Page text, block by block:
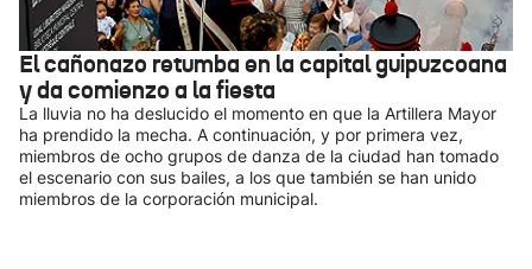
El cañonazo retumba en la capital guipuzcoana
y da comienzo a la fiesta
La lluvia no ha deslucido el momento en que la Artillera Mayor
ha prendido la mecha. A continuación, y por primera vez,
miembros de ocho grupos de danza de la ciudad han tomado
el escenario con sus bailes, a los que también se han unido
miembros de la corporación municipal.